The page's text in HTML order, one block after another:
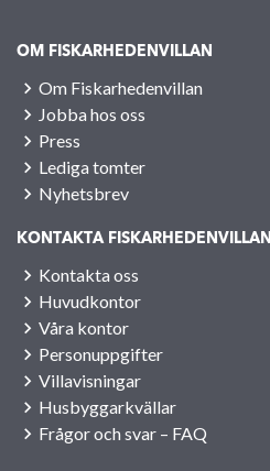
OM FISKARHEDENVILLAN
Om Fiskarhedenvillan
Jobba hos oss
Press
Lediga tomter
Nyhetsbrev
KONTAKTA FISKARHEDENVILLAN
Kontakta oss
Huvudkontor
Våra kontor
Personuppgifter
Villavisningar
Husbyggarkvällar
Frågor och svar – FAQ